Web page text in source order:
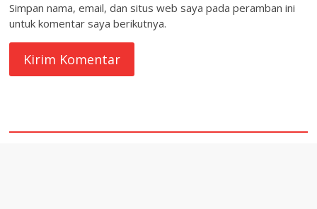
Simpan nama, email, dan situs web saya pada peramban ini
untuk komentar saya berikutnya.